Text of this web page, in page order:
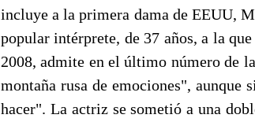
incluye a la primera dama de EEUU,
popular intérprete, de 37 años, a la
2008, admite en el último número de
montaña rusa de emociones", aunque
hacer". La actriz se sometió a una